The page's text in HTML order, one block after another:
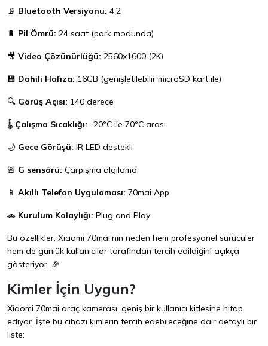
📡 Bluetooth Versiyonu: 4.2
🔋 Pil Ömrü: 24 saat (park modunda)
🎥 Video Çözünürlüğü: 2560x1600 (2K)
💾 Dahili Hafıza: 16GB (genişletilebilir microSD kart ile)
🔍 Görüş Açısı: 140 derece
🌡️ Çalışma Sıcaklığı: -20°C ile 70°C arası
🌙 Gece Görüşü: IR LED destekli
🚨 G sensörü: Çarpışma algılama
📱 Akıllı Telefon Uygulaması: 70mai App
🚗 Kurulum Kolaylığı: Plug and Play
Bu özellikler, Xiaomi 70mai'nin neden hem profesyonel sürücüler
hem de günlük kullanıcılar tarafından tercih edildiğini açıkça
gösteriyor. 🎉
Kimler İçin Uygun?
Xiaomi 70mai araç kamerası, geniş bir kullanıcı kitlesine hitap
ediyor. İşte bu cihazı kimlerin tercih edebileceğine dair detaylı bir
liste: